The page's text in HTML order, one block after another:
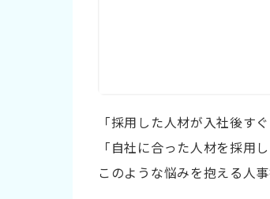
「採用した人材が入社後す
「自社に合った人材を採用し
このような悩みを抱える人